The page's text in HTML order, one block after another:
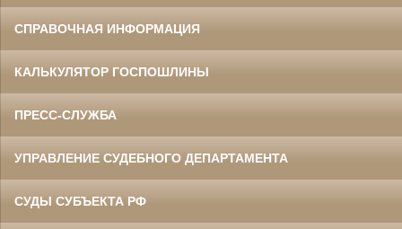
СПРАВОЧНАЯ ИНФОРМАЦИЯ
КАЛЬКУЛЯТОР ГОСПОШЛИНЫ
ПРЕСС-СЛУЖБА
УПРАВЛЕНИЕ СУДЕБНОГО ДЕПАРТАМЕНТА
СУДЫ СУБЪЕКТА РФ